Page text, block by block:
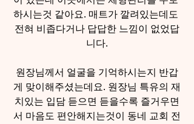
하시는것 같아요. 매트가 깔려있는데도
전혀 비좁다거나 답답한 느낌이 없었답
니다.
원장님께서 얼굴을 기억하시는지 반갑
게 맞이해주셨는데요. 원장님 특유의 재
치있는 입담 듣으면 듣을수록 즐거우면
서 마음도 편안해지는것이 동네 교회 전